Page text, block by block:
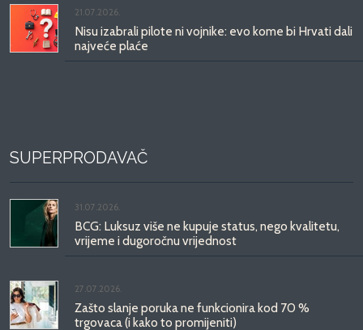
21.07.2026.
Nisu izabrali pilote ni vojnike: evo kome bi Hrvati dali
najveće plaće
SUPERPRODAVAČ
31.07.2026.
BCG: Luksuz više ne kupuje status, nego kvalitetu,
vrijeme i dugoročnu vrijednost
27.07.2026.
Zašto slanje poruka ne funkcionira kod 70 %
trgovaca (i kako to promijeniti)